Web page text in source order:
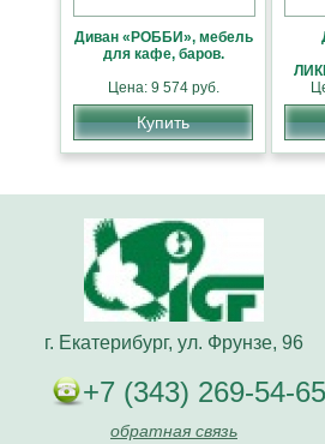
Диван «РОББИ», мебель
для кафе, баров.
Цена: 9 574 руб.
Купить
г. Екатерибург, ул. Фрунзе, 96
+7 (343) 269-54-65
обратная связь